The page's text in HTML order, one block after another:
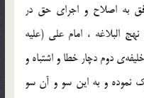
به اصلاح و اجراي حق در
البلاغه ، امام علي (علیه
دوم دچار خطا و اشتباه و
نموده و به اين سو و آن سو